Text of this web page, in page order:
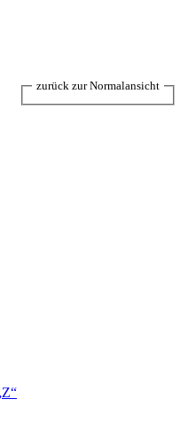
Z
zurück zur Normalansicht